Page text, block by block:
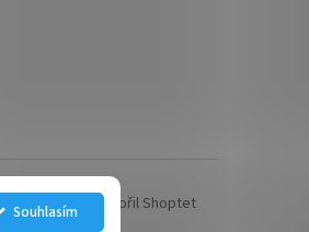
Souhlasím Vytvořil Shoptet